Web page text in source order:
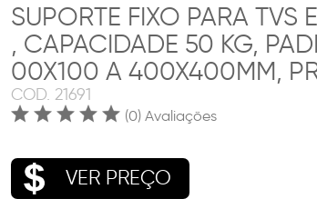
SUPORTE FIXO PARA TVS
, CAPACIDADE 50 KG,
00X100 A 400X400MM,
COD. 21691
(0) Avaliações
VER PREÇO